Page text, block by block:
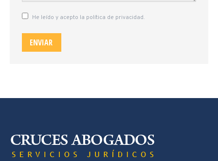
He leído y acepto la política de privacidad.
ENVIAR